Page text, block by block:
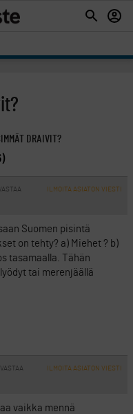
DRAIVIT?
ILMOITA ASIATON VIESTI
Suomen pisintä
on tehty? a) Miehet ? b)
tasamaalla. Tähän
tai merenjäällä
VASTAA ILMOITA ASIATON VIESTI
vaikka mennä